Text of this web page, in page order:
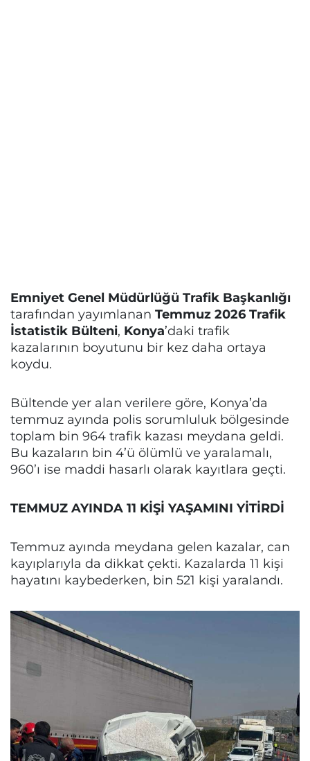
Emniyet Genel Müdürlüğü Trafik Başkanlığı
tarafından yayımlanan Temmuz 2026 Trafik
İstatistik Bülteni, Konya’daki trafik
kazalarının boyutunu bir kez daha ortaya
koydu.
Bültende yer alan verilere göre, Konya’da
temmuz ayında polis sorumluluk bölgesinde
toplam bin 964 trafik kazası meydana geldi.
Bu kazaların bin 4’ü ölümlü ve yaralamalı,
960’ı ise maddi hasarlı olarak kayıtlara geçti.
TEMMUZ AYINDA 11 KİŞİ YAŞAMINI YİTİRDİ
Temmuz ayında meydana gelen kazalar, can
kayıplarıyla da dikkat çekti. Kazalarda 11 kişi
hayatını kaybederken, bin 521 kişi yaralandı.